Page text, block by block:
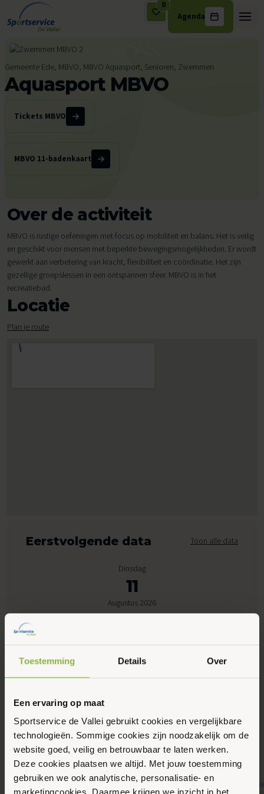
Toestemming Details Over
Een ervaring op maat
Sportservice de Vallei gebruikt cookies en vergelijkbare
technologieën. Sommige cookies zijn noodzakelijk om de
website goed, veilig en betrouwbaar te laten werken.
Deze cookies plaatsen we altijd. Met jouw toestemming
gebruiken we ook analytische, personalisatie- en
Ga naar de inhoud
0
Agenda
Gemeente Ede, MBVO, MBVO Aquasport, Senioren, Zwemmen
Aquasport MBVO
Tickets MBVO
MBVO 11-badenkaart
Over de activiteit
MBVO is rustige oefeningen met focus op mobiliteit en balans. Het is veilig
en geschikt voor mensen met beperkte bewegingsmogelijkheden. Er wordt
gewerkt aan verbetering van kracht, flexibiliteit en coördinatie. Het zijn
gezellige groepslessen in een ontspannen sfeer. MBVO is in het
recreatiebad.
Locatie
Plan je route
Eerstvolgende data Toon alle data
Dinsdag
11
Augustus 2026
09:00 - 09:45
Peppelensteeg 17, Ede
Maak favoriet
Gerelateerde activiteiten